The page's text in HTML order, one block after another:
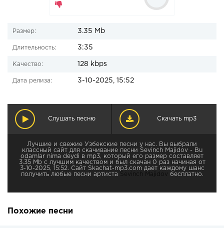
Размер: 3.35 Mb
Длительность: 3:35
Качество: 128 kbps
Дата релиза: 3-10-2025, 15:52
Слушать песню Скачать mp3
Лучшие и свежие Узбекские песни у нас. Вы выбрали
классный сайт для скачивание песни Sevinch Majidov - Bu
odamlar nima deydi в mp3, который его размер составляет
3.35 Mb с лучшим качеством и был скачан 0 раз начиная от
3-10-2025, 15:52. Сайт Skachat-mp3.com дает каждому шанс
получить любые песни артиста
Sevinch Majidov бесплатно.
Похожие песни